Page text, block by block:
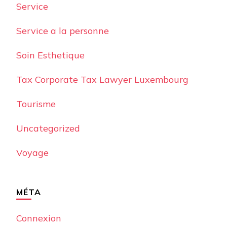
Service
Service a la personne
Soin Esthetique
Tax Corporate Tax Lawyer Luxembourg
Tourisme
Uncategorized
Voyage
MÉTA
Connexion